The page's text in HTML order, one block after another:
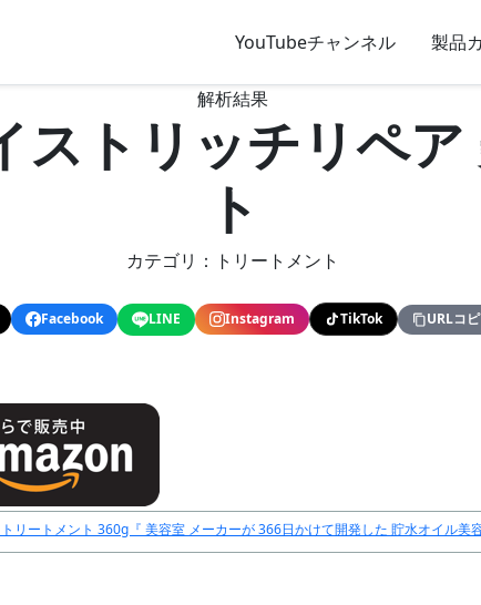
YouTubeチャンネル 製品
解析結果
トリッチリペア
ト
カテゴリ：トリートメント
Facebook LINE Instagram TikTok URLコ
リートメント 360g『 美容室 メーカーが 366日かけて開発した 貯水オイル美